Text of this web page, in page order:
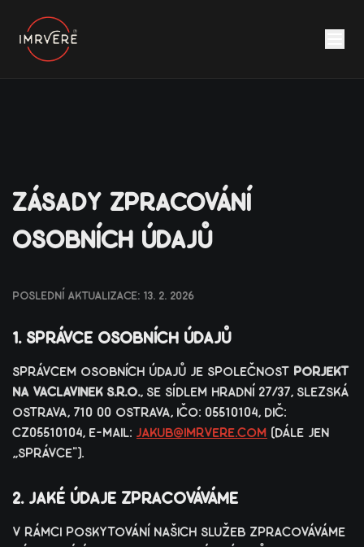
zásady zpracování
osobních údajů
poslední aktualizace: 13. 2. 2026
1. správce osobních údajů
správcem osobních údajů je společnost porjekt
na vaclavinek s.r.o., se sídlem hradní 27/37, slezská
ostrava, 710 00 ostrava, ičo: 05510104, dič:
cz05510104, e-mail: jakub@imrvere.com (dále jen
„správce").
2. jaké údaje zpracováváme
v rámci poskytování našich služeb zpracováváme